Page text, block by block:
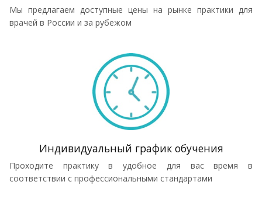
Мы предлагаем доступные цены на рынке практики для
врачей в России и за рубежом
Индивидуальный график обучения
Проходите практику в удобное для вас время в
соответствии с профессиональными стандартами